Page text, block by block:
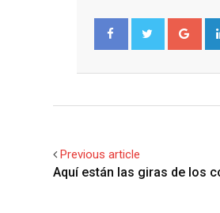
Previous article
Aquí están las giras de los